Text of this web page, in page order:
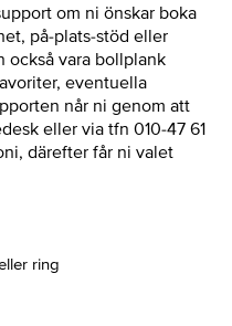
om ni önskar boka
på-plats-stöd eller
också vara bollplank
eventuella
når ni genom att
eller via tfn 010-47 61
därefter får ni valet
ring